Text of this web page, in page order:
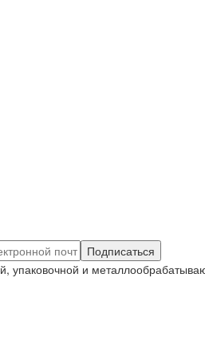
Подписаться
и